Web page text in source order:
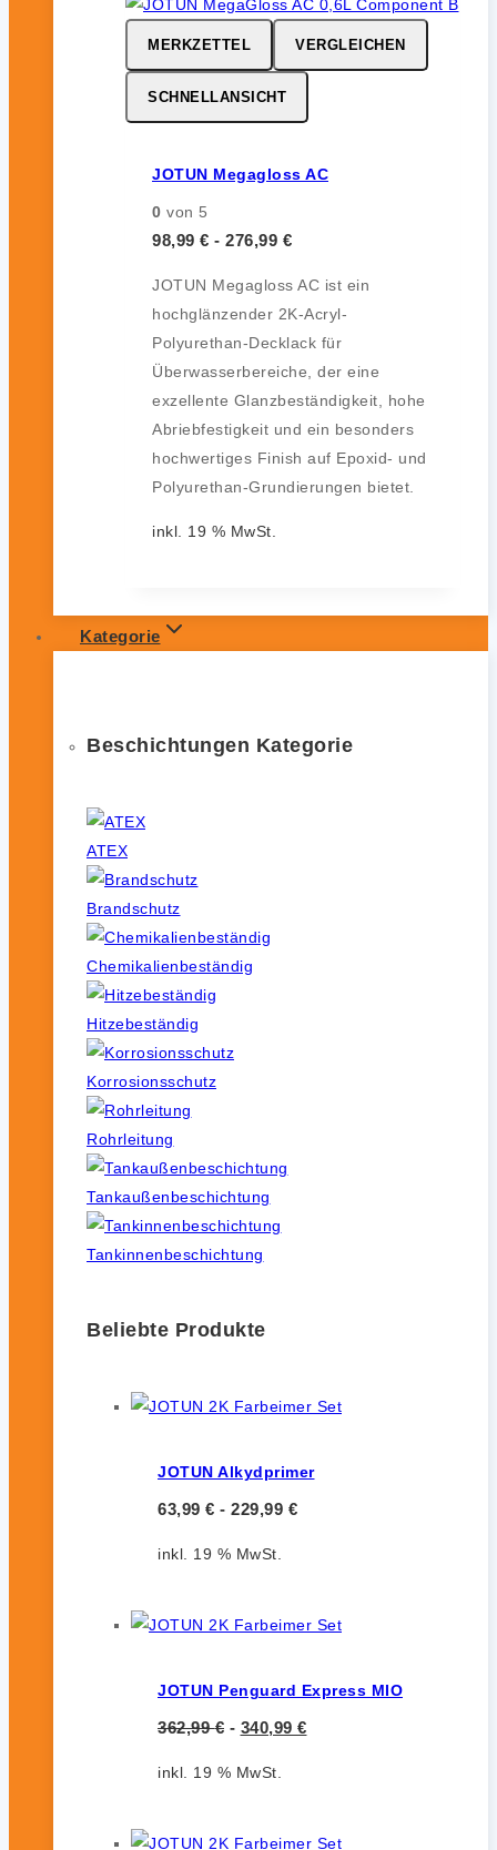
MERKZETTEL VERGLEICHEN
SCHNELLANSICHT
JOTUN Megagloss AC
0 von 5
98,99 € - 276,99 €
JOTUN Megagloss AC ist ein
hochglänzender 2K-Acryl-
Polyurethan-Decklack für
Überwasserbereiche, der eine
exzellente Glanzbeständigkeit, hohe
Abriebfestigkeit und ein besonders
hochwertiges Finish auf Epoxid- und
Polyurethan-Grundierungen bietet.
inkl. 19 % MwSt.
Kategorie
Beschichtungen Kategorie
ATEX
Brandschutz
Chemikalienbeständig
Hitzebeständig
Korrosionsschutz
Rohrleitung
Tankaußenbeschichtung
Tankinnenbeschichtung
Beliebte Produkte
JOTUN Alkydprimer
63,99 € - 229,99 €
inkl. 19 % MwSt.
JOTUN Penguard Express MIO
362,99€ - 340,99 €
inkl. 19 % MwSt.